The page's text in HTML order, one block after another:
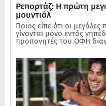
Ρεπορτάζ: Η πρώτη
μουντιάλ
Ποιος είπε ότι οι
γίνονται μόνο εντός
προπονητές του ΟΦΗ